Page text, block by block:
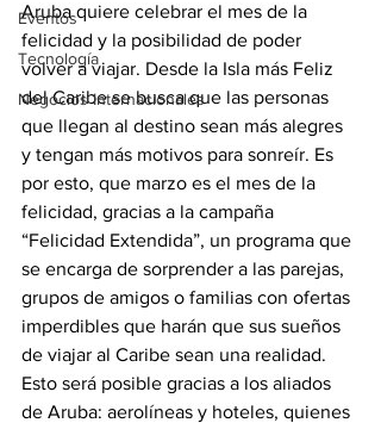
Eventos
Tecnología
Negocios Internacionales
Aruba quiere celebrar el mes de la
felicidad y la posibilidad de poder
volver a viajar. Desde la Isla más Feliz
del Caribe se busca que las personas
que llegan al destino sean más alegres
y tengan más motivos para sonreír. Es
por esto, que marzo es el mes de la
felicidad, gracias a la campaña
“Felicidad Extendida”, un programa que
se encarga de sorprender a las parejas,
grupos de amigos o familias con ofertas
imperdibles que harán que sus sueños
de viajar al Caribe sean una realidad.
Esto será posible gracias a los aliados
de Aruba: aerolíneas y hoteles, quienes